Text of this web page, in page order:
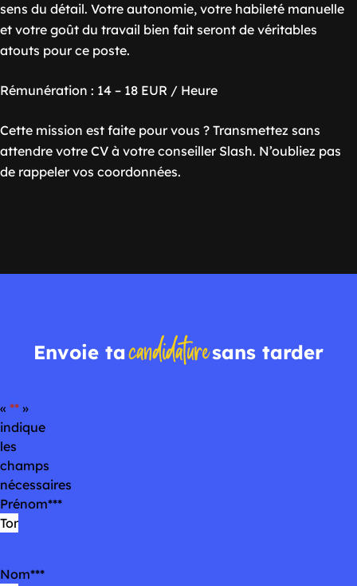
sens du détail. Votre autonomie, votre habileté manuelle
et votre goût du travail bien fait seront de véritables
atouts pour ce poste.
Rémunération : 14 – 18 EUR / Heure
Cette mission est faite pour vous ? Transmettez sans
attendre votre CV à votre conseiller Slash. N’oubliez pas
de rappeler vos coordonnées.
Envoie tacandidaturesans tarder
« * »
indique
les
champs
nécessaires
Prénom*
Nom*